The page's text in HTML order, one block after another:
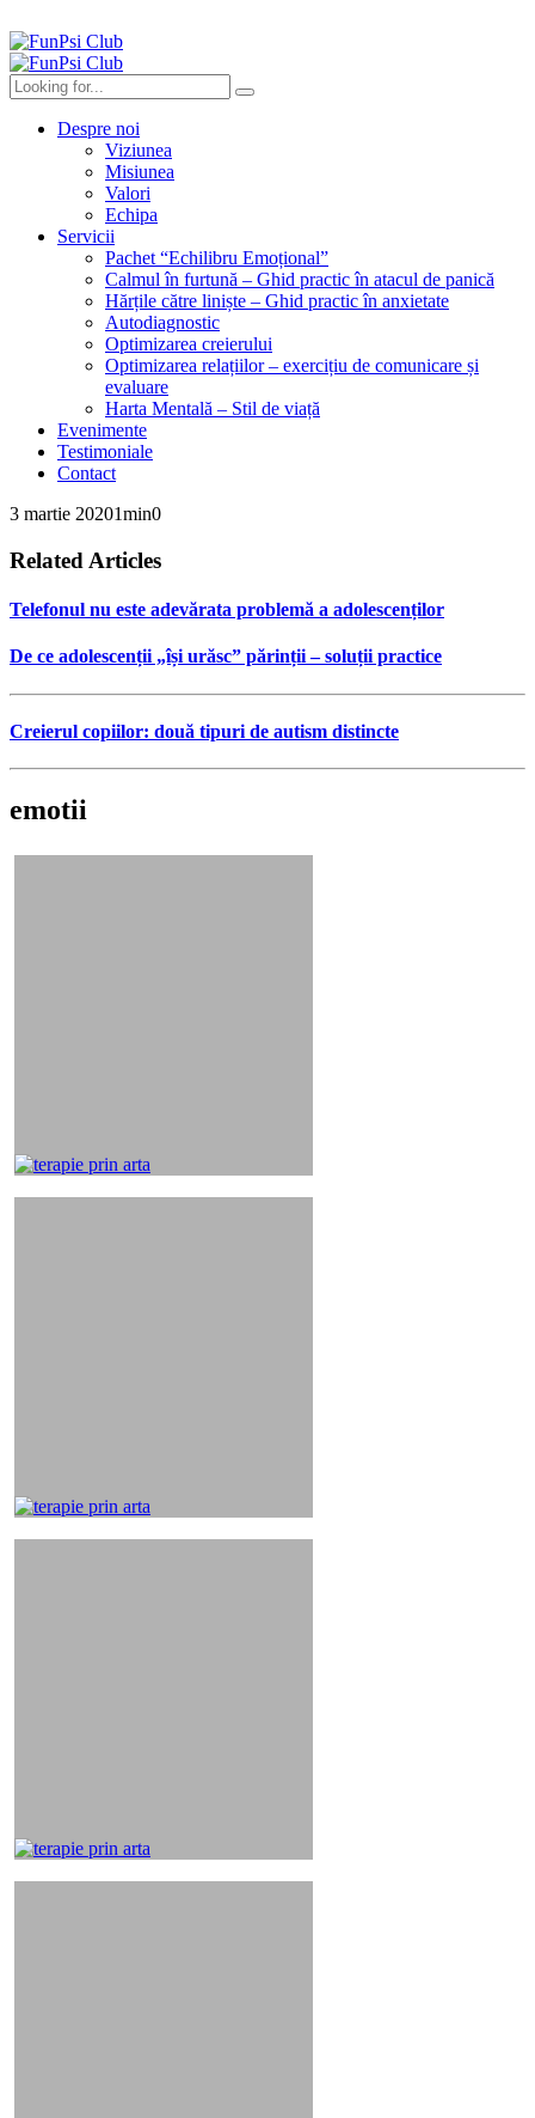
Despre noi
Viziunea
Misiunea
Valori
Echipa
Servicii
Pachet “Echilibru Emoțional”
Calmul în furtună – Ghid practic în atacul de panică
Hărțile către liniște – Ghid practic în anxietate
Autodiagnostic
Optimizarea creierului
Optimizarea relațiilor – exercițiu de comunicare și
evaluare
Harta Mentală – Stil de viață
Evenimente
Testimoniale
Contact
3 martie 20201min0
Related Articles
Telefonul nu este adevărata problemă a adolescenților
De ce adolescenții „își urăsc” părinții – soluții practice
Creierul copiilor: două tipuri de autism distincte
emotii